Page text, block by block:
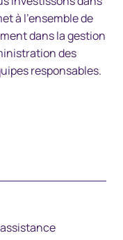
à l’ensemble de
dans la gestion
des
responsables.